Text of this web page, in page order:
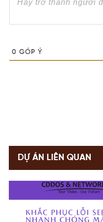
0 GÓP Ý
DỰ ÁN LIÊN QUAN